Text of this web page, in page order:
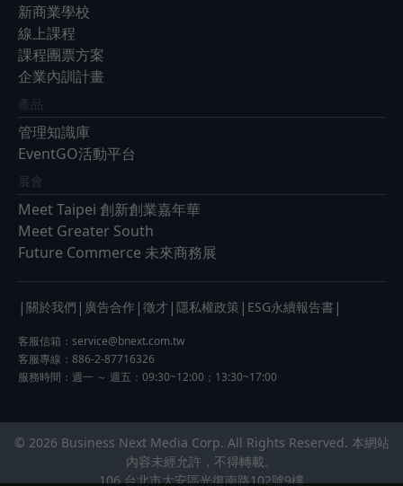
新商業學校
線上課程
課程團票方案
企業內訓計畫
產品
管理知識庫
EventGO活動平台
展會
Meet Taipei 創新創業嘉年華
Meet Greater South
Future Commerce 未來商務展
| 關於我們 | 廣告合作 | 徵才 | 隱私權政策 | ESG永續報告書 |
客服信箱： service@bnext.com.tw
客服專線：886-2-87716326
服務時間：週一 ～ 週五：09:30~12:00；13:30~17:00
© 2026 Business Next Media Corp. All Rights Reserved. 本網站
內容未經允許，不得轉載。
106 台北市大安區光復南路102號9樓